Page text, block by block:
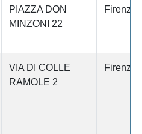
PIAZZA DON
MINZONI 22
Firenze
VIA DI COLLE
RAMOLE 2
Firenze